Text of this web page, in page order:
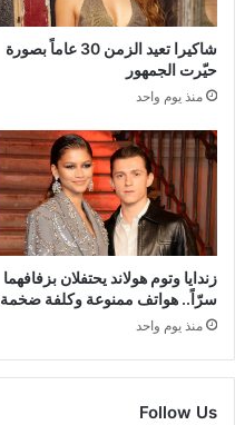
شاكيرا تعيد الزمن 30 عاماً بصورة
حيّرت الجمهور
منذ يوم واحد
زندايا وتوم هولاند يحتفلان بزفافهما
سرّاً.. هواتف ممنوعة وكلفة ضخمة
منذ يوم واحد
Follow Us